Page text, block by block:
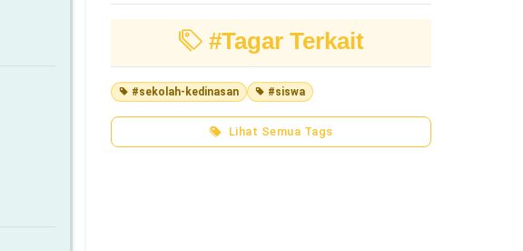
#Tagar Terkait
#sekolah-kedinasan #siswa
Lihat Semua Tags